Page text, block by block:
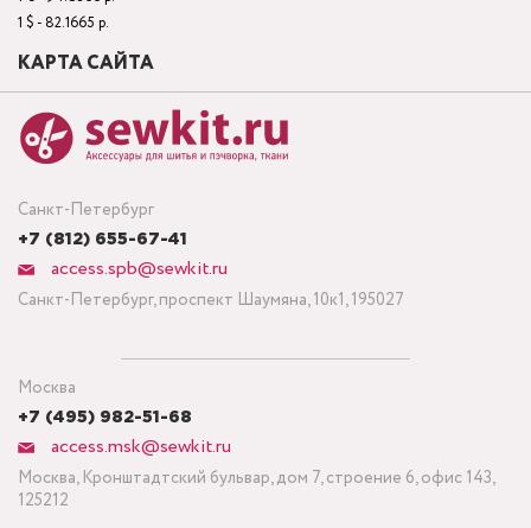
Санкт-Петербург
+7 (812) 655-67-41
access.spb@sewkit.ru
Санкт-Петербург, проспект Шаумяна, 10к1, 195027
Москва
+7 (495) 982-51-68
access.msk@sewkit.ru
Москва, Кронштадтский бульвар, дом 7, строение 6, офис 143,
125212
1 $ - 82.1665 р.
КАРТА САЙТА